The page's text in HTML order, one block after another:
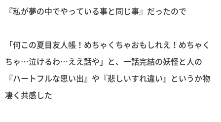
『私が夢の中でやっている事と同じ事』だったので
「何この夏目友人帳！めちゃくちゃおもしれえ！めちゃく
ちゃ…泣けるわ…ええ話や」と、一話完結の妖怪と人の
『ハートフルな思い出』や『悲しいすれ違い』というか物
凄く共感した